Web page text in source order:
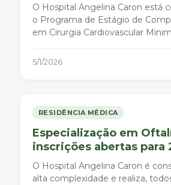
O Hospital Angelina Caron está
o Programa de Estágio de
em Cirurgia Cardiovascular
formação teórico-prática
5/1/2026
RESIDÊNCIA MÉDICA
Especialização em
inscrições abertas para
O Hospital Angelina Caron é
alta complexidade e realiza,